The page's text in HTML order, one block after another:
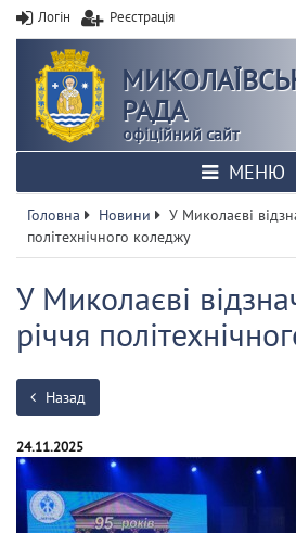
Логін Реєстрація
РАДА
офіційний сайт
МЕНЮ
Головна Новини
У Миколаєві
політехнічного коледжу
У Миколаєві
річчя
Назад
24.11.2025